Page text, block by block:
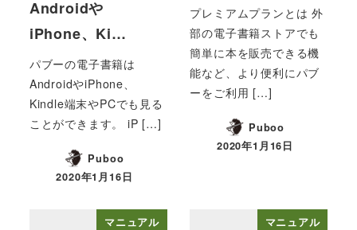
Androidや
iPhone、Ki…
パブーの電子書籍は
AndroidやiPhone、
Kindle端末やPCでも見る
ことができます。 iP […]
Puboo
投稿日
2020年1月16日
プレミアムプランとは 外
部の電子書籍ストアでも
簡単に本を販売できる機
能など、より便利にパブ
ーをご利用 […]
Puboo
投稿日
2020年1月16日
マニュアル マニュアル